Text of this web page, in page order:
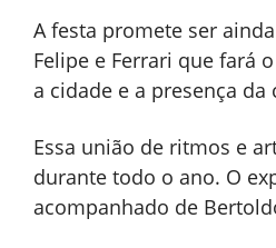
A festa promete ser
Felipe e Ferrari que fará
a cidade e a presença
Essa união de ritmos e
durante todo o ano. O
acompanhado de